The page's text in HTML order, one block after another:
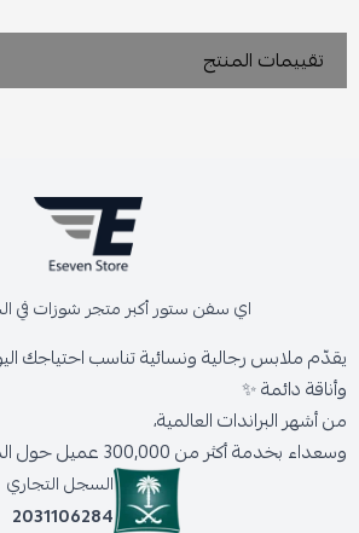
تقييمات المنتج
اي سفن ستور أكبر متجر شوزات في
يقدّم ملابس رجالية ونسائية تناسب احتياجك
وأناقة دائمة ✨
من أشهر البراندات العالمية،
وسعداء بخدمة أكثر من 300,000 عميل حول المملكة.
السجل التجاري
2031106284